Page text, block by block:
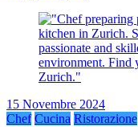
15 Novembre 2024
Chef Cucina Ristorazione